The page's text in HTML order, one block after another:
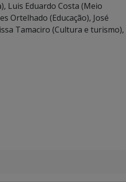
Luis Eduardo Costa (Meio
Ortelhado (Educação), José
Tamaciro (Cultura e turismo),